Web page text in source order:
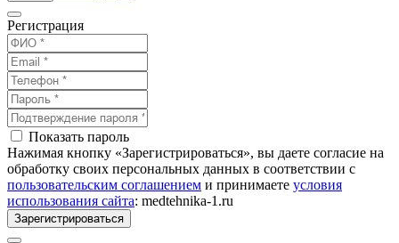
Регистрация
Показать пароль
Нажимая кнопку «Зарегистрироваться», вы даете согласие на
обработку своих персональных данных в соответствии с
пользовательским соглашением и принимаете условия
использования сайта: medtehnika-1.ru
Зарегистрироваться